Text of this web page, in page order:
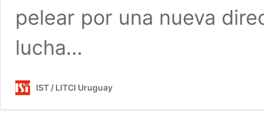
pelear por una nueva
lucha…
IST / LITCI Uruguay